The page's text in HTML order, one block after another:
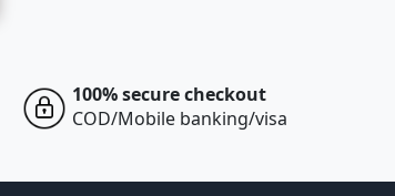
100% secure checkout
COD/Mobile banking/visa